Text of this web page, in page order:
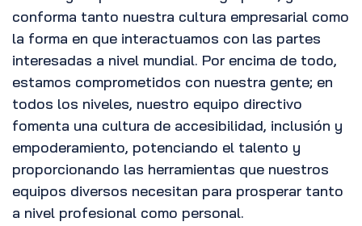
conforma tanto nuestra cultura empresarial como
la forma en que interactuamos con las partes
interesadas a nivel mundial. Por encima de todo,
estamos comprometidos con nuestra gente; en
todos los niveles, nuestro equipo directivo
fomenta una cultura de accesibilidad, inclusión y
empoderamiento, potenciando el talento y
proporcionando las herramientas que nuestros
equipos diversos necesitan para prosperar tanto
a nivel profesional como personal.